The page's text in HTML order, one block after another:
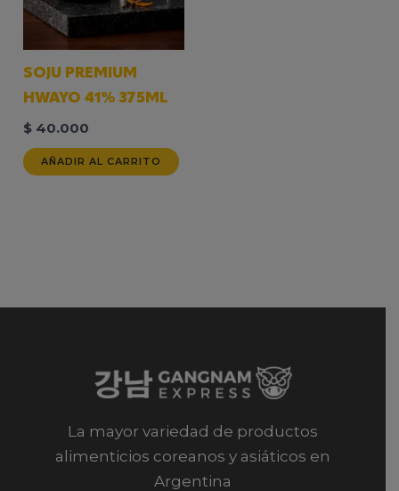
SOJU PREMIUM
HWAYO 41% 375ML
$ 40.000
AÑADIR AL CARRITO
La mayor variedad de productos
alimenticios coreanos y asiáticos en
Argentina